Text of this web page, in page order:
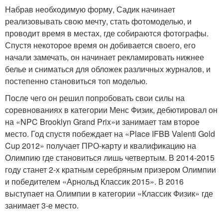
Набрав необходимую форму, Садик начинает
реализовывать свою мечту, стать фотомоделью, и
проводит время в местах, где собираются фотографы.
Спустя некоторое время он добивается своего, его
начали замечать, он начинает рекламировать нижнее
белье и сниматься для обложек различных журналов, и
постепенно становиться топ моделью.
После чего он решил попробовать свои силы на
соревнованиях в категории Менс Физик, дебютировал он
на «NPC Brooklyn Grand Prix»и занимает там второе
место. Год спустя побеждает на «Place IFBB Valenti Gold
Cup 2012» получает ПРО-карту и квалификацию на
Олимпию где становиться лишь четвертым. В 2014-2015
году станет 2-х кратным серебряным призером Олимпии
и победителем «Арнольд Классик 2015». В 2016
выступает на Олимпии в категории «Классик Физик» где
занимает 3-е место.